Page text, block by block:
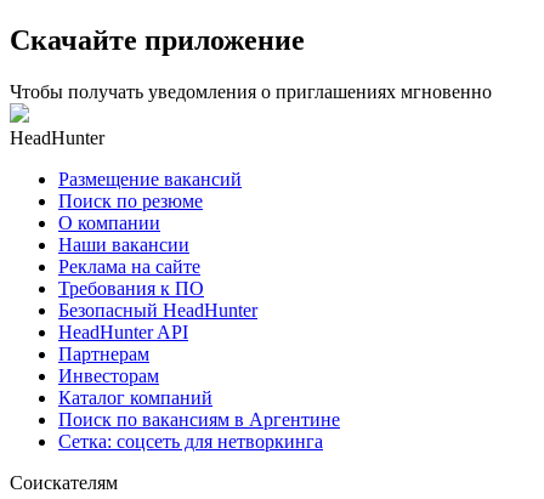
Скачайте приложение
Чтобы получать уведомления о приглашениях мгновенно
HeadHunter
Размещение вакансий
Поиск по резюме
О компании
Наши вакансии
Реклама на сайте
Требования к ПО
Безопасный HeadHunter
HeadHunter API
Партнерам
Инвесторам
Каталог компаний
Поиск по вакансиям в Аргентине
Сетка: соцсеть для нетворкинга
Соискателям